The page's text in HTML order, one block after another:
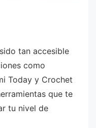
tan accesible
como
Today y Crochet
que te
tu nivel de